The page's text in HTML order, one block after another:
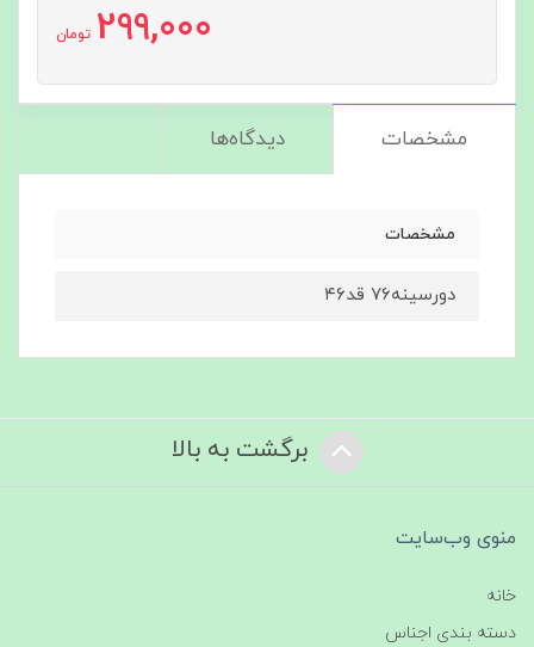
299,000 تومان
مشخصات دیدگاه‌ها
مشخصات
دورسینه۷۶ قد۴۶
برگشت به بالا
منوی وب‌سایت
خانه
دسته بندی اجناس